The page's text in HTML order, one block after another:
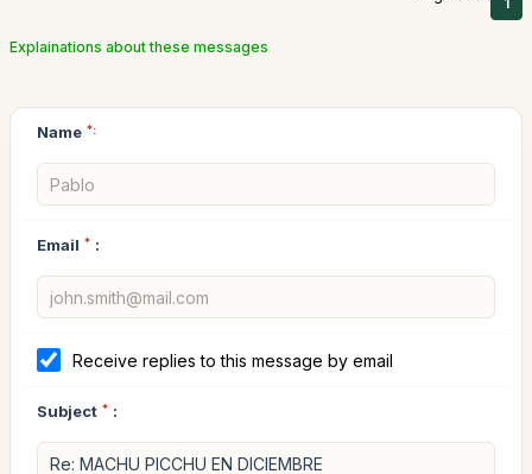
Explainations about these messages
Name *:
Email * :
Receive replies to this message by email
Subject * :